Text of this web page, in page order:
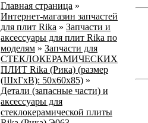
Главная страница »
Интернет-магазин запчастей
для плит Rika » Запчасти и
аксессуары для плит Rika по
моделям » Запчасти для
СТЕКЛОКЕРАМИЧЕСКИХ
ПЛИТ Rika (Рика) (размер
(ШхГхВ): 50x60x85) »
Детали (запасные части) и
аксессуары для
стеклокерамической плиты